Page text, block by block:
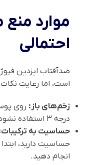
موارد
احتمالی
ضدآفتاب ایزدین
است، اما رعایت
زخم‌های باز: روی
درجه ۳ استفاده نشود.
حساسیت به
حساسیت دارید،
انجام دهید.